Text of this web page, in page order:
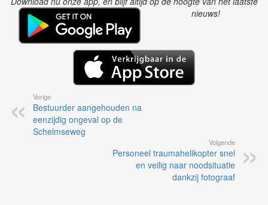
nieuws!
Vorige
Bestuurder aangehouden na
eenzijdig ongeval op de
Schelmseweg
Volgende
Personeel traumahelikopter snel
en veilig naar noodsituatie
dankzij fotograaf